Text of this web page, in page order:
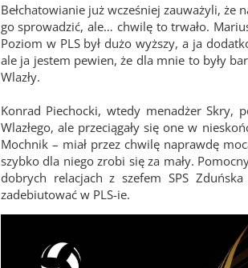
Bełchatowianie już wcześniej zauważyli,
go sprowadzić, ale… chwilę to trwało.
Poziom w PLS był dużo wyższy, a ja
ale ja jestem pewien, że dla mnie to były
Wlazły.
Konrad Piechocki, wtedy menadżer Skry,
Wlazłego, ale przeciągały się one w
Mochnik – miał przez chwilę naprawdę
szybko dla niego zrobi się za mały.
dobrych relacjach z szefem SPS
zadebiutować w PLS-ie.